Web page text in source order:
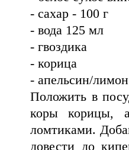
- сахар - 100 г
- вода 125 мл
- гвоздика
- корица
- апельсин/
Положить в
коры корицы,
ломтиками.
довести до